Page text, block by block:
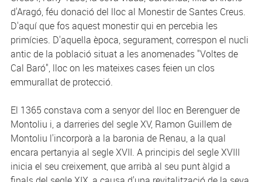
d'Aragó, féu donació del lloc al Monestir de Santes Creus.
D'aquí que fos aquest monestir qui en percebia les
primícies. D'aquella època, segurament, correspon el nucli
antic de la població situat a les anomenades "Voltes de
Cal Baró", lloc on les mateixes cases feien un clos
emmurallat de protecció.
El 1365 constava com a senyor del lloc en Berenguer de
Montoliu i, a darreries del segle XV, Ramon Guillem de
Montoliu l'incorporà a la baronia de Renau, a la qual
encara pertanyia al segle XVII. A principis del segle XVIII
inicia el seu creixement, que arribà al seu punt àlgid a